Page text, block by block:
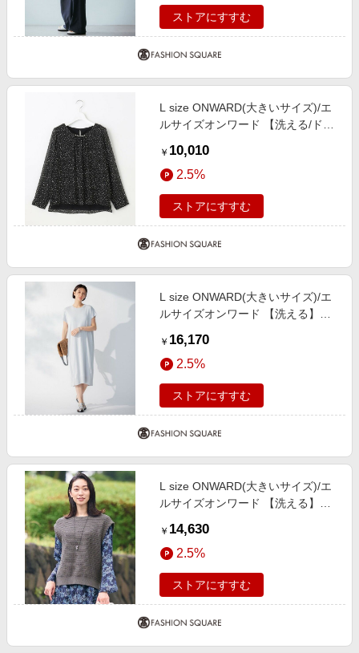
ストアにすすむ
L size ONWARD(大きいサイズ)/エ
ルサイズオンワード 【洗える/ドッ
ィティール カットソー ネイビー系
5 44
￥ 10,010
2.5%
ストアにすすむ
L size ONWARD(大きいサイズ)/エ
ルサイズオンワード 【洗える】ハ
マーニットドレス ライトグレー系
44
￥ 16,170
2.5%
ストアにすすむ
L size ONWARD(大きいサイズ)/エ
ルサイズオンワード 【洗える】ツ
系 44
￥ 14,630
2.5%
ストアにすすむ